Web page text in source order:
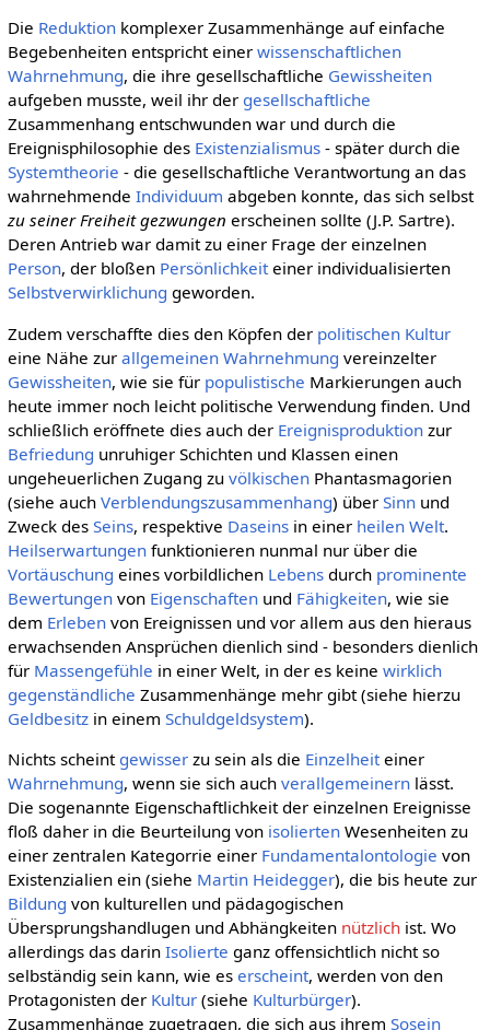
Die Reduktionkomplexer Zusammenhänge auf einfache
Begebenheiten entspricht einer wissenschaftlichen
Wahrnehmung, die ihre gesellschaftliche Gewissheiten
aufgeben musste, weil ihr der gesellschaftliche
Zusammenhang entschwunden war und durch die
Ereignisphilosophie des Existenzialismus- später durch die
Systemtheorie - die gesellschaftliche Verantwortung an das
wahrnehmende Individuum abgeben konnte, das sich selbst
zu seiner Freiheit gezwungen erscheinen sollte (J.P. Sartre).
Deren Antrieb war damit zu einer Frage der einzelnen
Person, der bloßen Persönlichkeiteiner individualisierten
Selbstverwirklichung geworden.
Zudem verschaffte dies den Köpfen der politischen Kultur
eine Nähe zur allgemeinen Wahrnehmung vereinzelter
Gewissheiten, wie sie für populistische Markierungen auch
heute immer noch leicht politische Verwendung finden. Und
schließlich eröffnete dies auch der Ereignisproduktionzur
Befriedung unruhiger Schichten und Klassen einen
ungeheuerlichen Zugang zu völkischenPhantasmagorien
(siehe auch Verblendungszusammenhang) über Sinnund
Zweck des Seins, respektive Daseinsin einer heilen Welt.
Heilserwartungenfunktionieren nunmal nur über die
Vortäuschung eines vorbildlichen Lebensdurch prominente
Bewertungenvon Eigenschaftenund Fähigkeiten, wie sie
dem Erlebenvon Ereignissen und vor allem aus den hieraus
erwachsenden Ansprüchen dienlich sind - besonders dienlich
für Massengefühle in einer Welt, in der es keine wirklich
gegenständliche Zusammenhänge mehr gibt (siehe hierzu
Geldbesitzin einem Schuldgeldsystem).
Nichts scheint gewisserzu sein als die Einzelheiteiner
Wahrnehmung, wenn sie sich auch verallgemeinernlässt.
Die sogenannte Eigenschaftlichkeit der einzelnen Ereignisse
floß daher in die Beurteilung von isoliertenWesenheiten zu
einer zentralen Kategorrie einer Fundamentalontologie von
Existenzialien ein (siehe Martin Heidegger), die bis heute zur
Bildung von kulturellen und pädagogischen
Übersprungshandlugen und Abhängkeiten nützlichist. Wo
allerdings das darin Isolierte ganz offensichtlich nicht so
selbständig sein kann, wie es erscheint, werden von den
Protagonisten der Kultur(siehe Kulturbürger).
Zusammenhänge zugetragen, die sich aus ihrem Sosein